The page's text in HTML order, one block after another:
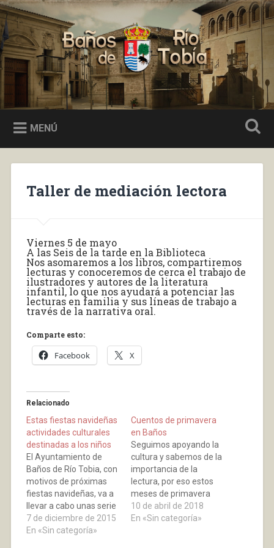
Saltar
al
contenido
Buscar
Baños de Río Tobía
MENÚ
Taller de mediación lectora
Viernes 5 de mayo
A las Seis de la tarde en la Biblioteca
Nos asomaremos a los libros, compartiremos
lecturas y conoceremos de cerca el trabajo de
ilustradores y autores de la literatura
infantil, lo que nos ayudará a potenciar las
lecturas en familia y sus líneas de trabajo a
través de la narrativa oral.
Comparte esto:
Facebook X
Relacionado
Estas fiestas navideñas
actividades culturales
destinadas a los niños
El Ayuntamiento de
Baños de Río Tobia, con
motivos de próximas
fiestas navideñas, va a
llevar a cabo unas serie
de actividades
destinadas
7 de diciembre de 2015
En «Sin categoría»
Cuentos de primavera
en Baños
Seguimos apoyando la
cultura y sabemos de la
importancia de la
lectura, por eso estos
meses de primavera
vamos a traer a estos
tres narradores de
10 de abril de 2018
En «Sin categoría»